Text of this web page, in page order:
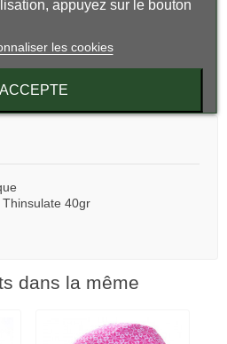
soignées
Partager
40gr
dans la même
appuyez sur le bouton
les cookies